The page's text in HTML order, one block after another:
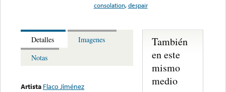
consolation,despair
Detalles
Imagenes
Notas
Artista Flaco Jiménez
También
en este
mismo
medio